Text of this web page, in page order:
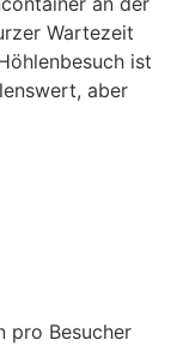
Wartezeit
ist
aber
pro Besucher